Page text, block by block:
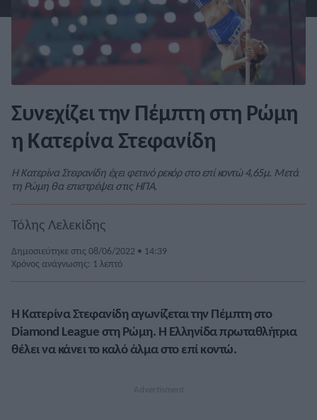
Συνεχίζει την Πέμπτη στη Ρώμη
η Κατερίνα Στεφανίδη
Η Κατερίνα Στεφανίδη έχει φετινό ρεκόρ στο επί κοντώ 4,65μ. Μετά
τη Ρώμη θα επιστρέψει στις ΗΠΑ.
Τόλης Λελεκίδης
Δημοσιεύτηκε στις 08/06/2022 • 14:39
Χρόνος ανάγνωσης: 1 λεπτό
Η Κατερίνα Στεφανίδη αγωνίζεται την Πέμπτη στο
Diamond League στη Ρώμη. Η Ελληνίδα πρωταθλήτρια
θέλει να κάνει το καλό άλμα στο επί κοντώ.